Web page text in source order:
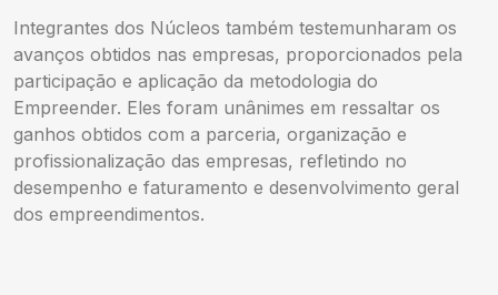
Integrantes dos Núcleos também testemunharam os
avanços obtidos nas empresas, proporcionados pela
participação e aplicação da metodologia do
Empreender. Eles foram unânimes em ressaltar os
ganhos obtidos com a parceria, organização e
profissionalização das empresas, refletindo no
desempenho e faturamento e desenvolvimento geral
dos empreendimentos.